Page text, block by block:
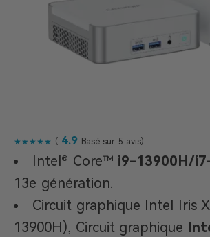
★★★★★ (4.9 Basé sur 5 avis)
Intel® Core™ i9-13900H/
13e génération.
Circuit graphique Intel Iris
13900H), Circuit graphique